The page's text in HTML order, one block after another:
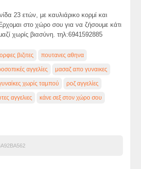
23 ετών, με καυλιάρικο κορμί και
στο χώρο σου για να ζήσουμε κάτι
χωρίς βιασύνη. τηλ:6941592885
βιζιτες πουτανες αθηνα
αγγελίες μασαζ απο γυναικες
χωρίς ταμπού ροζ αγγελίες
αγγελιες κάνε σεξ στον χώρο σου